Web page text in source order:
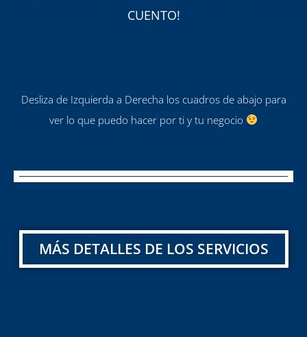
CUENTO!
Desliza de Izquierda a Derecha los cuadros de abajo para
ver lo que puedo hacer por ti y tu negocio
MÁS DETALLES DE LOS SERVICIOS